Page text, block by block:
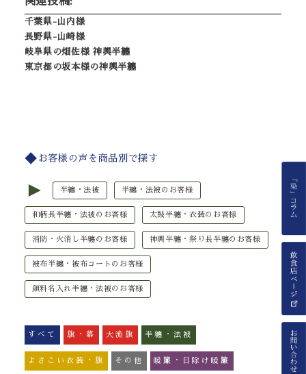
千葉県-山内様
長野県-山崎様
岐阜県の畑佐様 神輿半纏
東京都の坂本様の神輿半纏
お客様の声を商品別で探す
► 半纏・法被 半纏・法被のお客様
和柄長半纏・法被のお客様 太鼓半纏・衣装のお客様
消防・火消し半纏のお客様 神輿半纏・祭り長半纏のお客様
被布半纏・被布コートのお客様
顔料名入れ半纏・法被のお客様
すべて 旗・幕 大漁旗 半纏・法被
よさこい衣装・旗 その他 暖簾・日除け暖簾